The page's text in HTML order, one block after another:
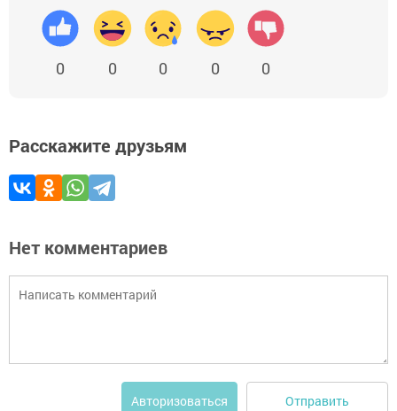
0 0 0 0 0
Расскажите друзьям
Нет комментариев
Авторизоваться Отправить